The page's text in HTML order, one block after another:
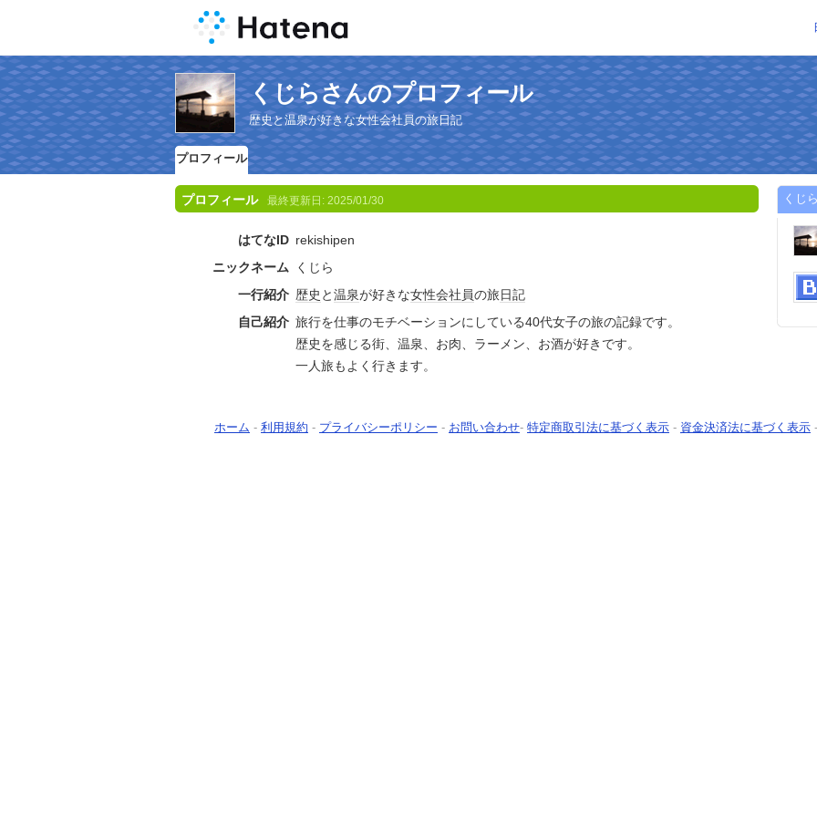
くじらさんのプロフィール
歴史と温泉が好きな女性会社員の旅日記
プロフィール
プロフィール 最終更新日: 2025/01/30
はてなID rekishipen
ニックネーム
くじら
一行紹介 歴史 と温泉が好きな女性会社員の旅日記
自己紹介 旅行を仕事のモチベーションにしている40代女子の旅の記録です。
歴史を感じる街、温泉、お肉、ラーメン、お酒が好きです。
一人旅もよく行きます。
くじ
ホーム - 利用規約 - プライバシーポリシー - お問い合わせ- 特定商取引法に基づく表示 - 資金決済法に基づく表示 -